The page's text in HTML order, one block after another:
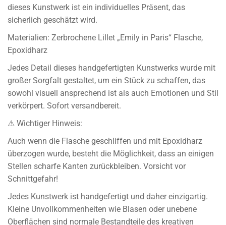
dieses Kunstwerk ist ein individuelles Präsent, das
sicherlich geschätzt wird.
Materialien: Zerbrochene Lillet „Emily in Paris“ Flasche,
Epoxidharz
Jedes Detail dieses handgefertigten Kunstwerks wurde mit
großer Sorgfalt gestaltet, um ein Stück zu schaffen, das
sowohl visuell ansprechend ist als auch Emotionen und Stil
verkörpert. Sofort versandbereit.
⚠ Wichtiger Hinweis:
Auch wenn die Flasche geschliffen und mit Epoxidharz
überzogen wurde, besteht die Möglichkeit, dass an einigen
Stellen scharfe Kanten zurückbleiben. Vorsicht vor
Schnittgefahr!
Jedes Kunstwerk ist handgefertigt und daher einzigartig.
Kleine Unvollkommenheiten wie Blasen oder unebene
Oberflächen sind normale Bestandteile des kreativen